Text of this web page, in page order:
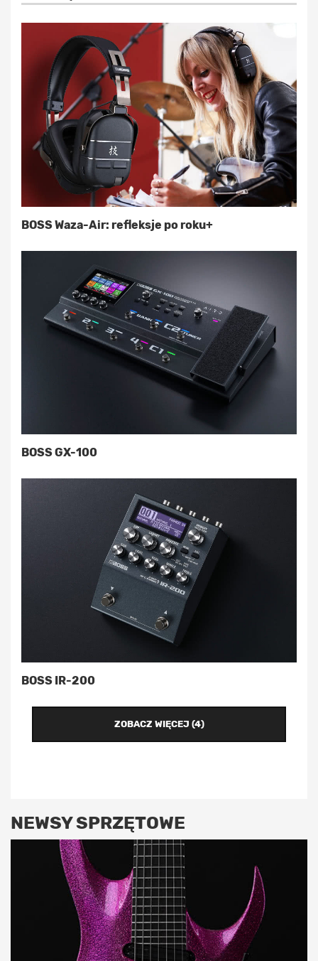
BOSS Waza-Air: refleksje po roku+
BOSS GX-100
BOSS IR-200
ZOBACZ WIĘCEJ (4)
NEWSY SPRZĘTOWE